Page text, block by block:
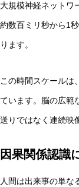
大規模神経ネットワ
約数百ミリ秒から1
ります。
この時間スケールは
ています。脳の広範
送りではなく連続映
因果関係認識
人間は出来事の単な